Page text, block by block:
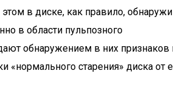
в диске, как правило,
в области пульпозного
обнаружением в них
старения» диска от